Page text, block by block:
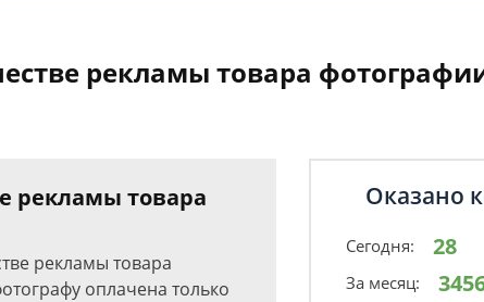
рекламы товара
рекламы товара
рекламы товара
оплачена только
Оказано
Сегодня: 28
За месяц: